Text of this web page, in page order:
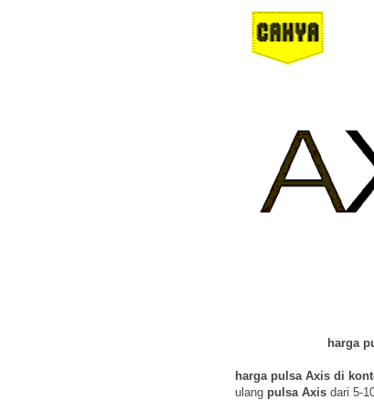
harga
harga pulsa Axis di
ulang pulsa Axis dari 5-